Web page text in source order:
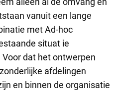
vanuit een lange
met Ad-hoc
situat ie
Voor dat het ontwerpen
afdelingen
en binnen de organisatie